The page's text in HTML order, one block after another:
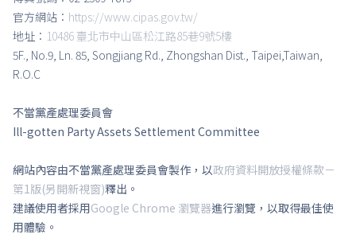
官方網站： https://www.cipas.gov.tw/
地址： 10486 臺北市中山區松江路85巷9號5樓
5F., No.9, Ln. 85, Songjiang Rd., Zhongshan Dist., Taipei,Taiwan,
R.O.C
不當黨產處理委員會
Ill-gotten Party Assets Settlement Committee
網站內容由不當黨產處理委員會製作，以政府資料開放授權條款－
第1版(另開新視窗)釋出。
建議使用者採用Google Chrome 瀏覽器進行瀏覽，以取得最佳使
用體驗。